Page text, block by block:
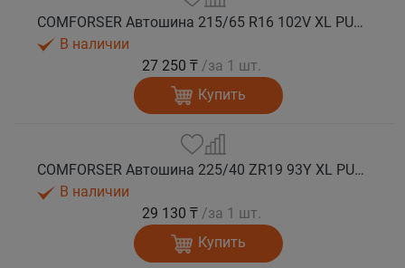
COMFORSER Автошина 215/65 R16 102V XL PURESPEED лето
В наличии
27 250 ₸ /за 1 шт.
Купить
COMFORSER Автошина 225/40 ZR19 93Y XL PURESPEED лето
В наличии
29 130 ₸ /за 1 шт.
Купить